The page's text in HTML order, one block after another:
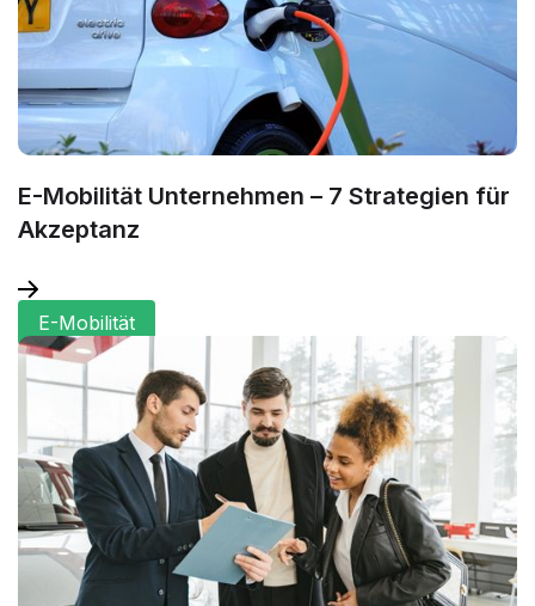
E-Mobilität Unternehmen – 7 Strategien für
Akzeptanz
E-Mobilität